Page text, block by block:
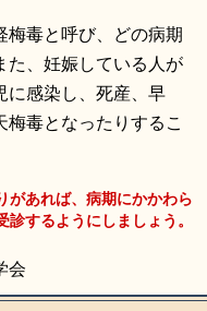
梅毒と呼び、どの病期
た、妊娠している人が
に感染し、死産、早
毒となったりするこ
があれば、病期にかかわら
するようにしましょう。
会